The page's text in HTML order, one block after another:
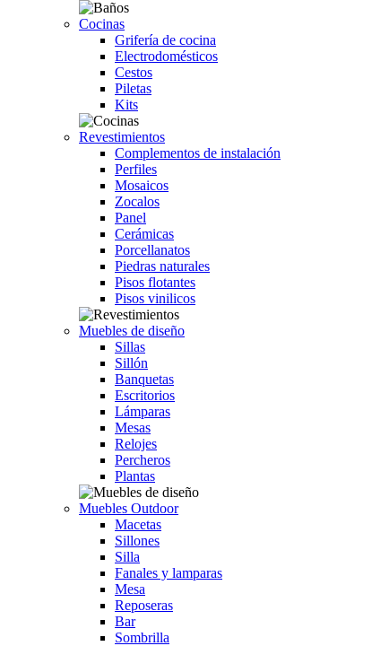
Cocinas
Grifería de cocina
Electrodomésticos
Cestos
Piletas
Kits
Revestimientos
Complementos de instalación
Perfiles
Mosaicos
Zocalos
Panel
Cerámicas
Porcellanatos
Piedras naturales
Pisos flotantes
Pisos vinilicos
Muebles de diseño
Sillas
Sillón
Banquetas
Escritorios
Lámparas
Mesas
Relojes
Percheros
Plantas
Muebles Outdoor
Macetas
Sillones
Silla
Fanales y lamparas
Mesa
Reposeras
Bar
Sombrilla